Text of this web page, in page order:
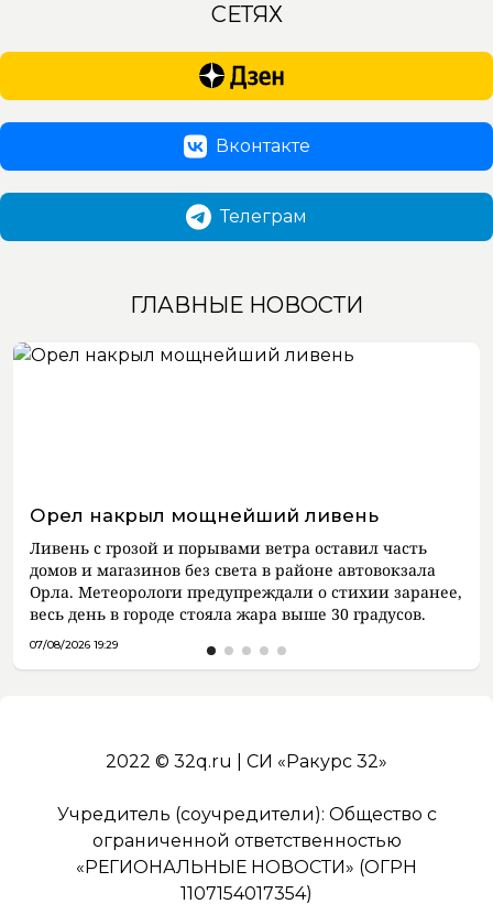
СЕТЯХ
Вконтакте
Телеграм
ГЛАВНЫЕ НОВОСТИ
Орел накрыл мощнейший ливень
Ливень с грозой и порывами ветра оставил часть
домов и магазинов без света в районе автовокзала
Орла. Метеорологи предупреждали о стихии заранее,
весь день в городе стояла жара выше 30 градусов.
07/08/2026 19:29
2022 © 32q.ru | СИ «Ракурс 32»
Учредитель (соучредители): Общество с
ограниченной ответственностью
«РЕГИОНАЛЬНЫЕ НОВОСТИ» (ОГРН
1107154017354)